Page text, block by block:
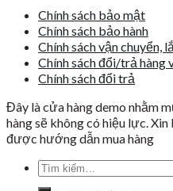
Chính sách bảo mật
Chính sách bảo hành
Chính sách vận chuyển,
Chính sách đổi/trả hàng
Chính sách đổi trả
Đây là cửa hàng demo nhằm
hàng sẽ không có hiệu lực.
được hướng dẫn mua hàng
Tìm
kiếm: